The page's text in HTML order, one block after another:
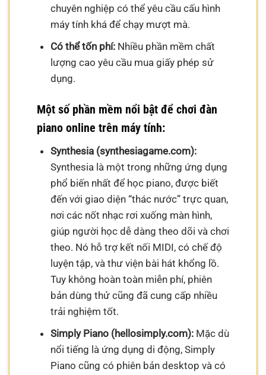
chuyên nghiệp có thể yêu cầu cấu hình
máy tính khá để chạy mượt mà.
Có thể tốn phí:Nhiều phần mềm chất
lượng cao yêu cầu mua giấy phép sử
dụng.
Một số phần mềm nổi bật để chơi đàn
piano online trên máy tính:
Synthesia (synthesiagame.com):
Synthesia là một trong những ứng dụng
phổ biến nhất để học piano, được biết
đến với giao diện “thác nước” trực quan,
nơi các nốt nhạc rơi xuống màn hình,
giúp người học dễ dàng theo dõi và chơi
theo. Nó hỗ trợ kết nối MIDI, có chế độ
luyện tập, và thư viện bài hát khổng lồ.
Tuy không hoàn toàn miễn phí, phiên
bản dùng thử cũng đã cung cấp nhiều
trải nghiệm tốt.
Simply Piano (hellosimply.com):Mặc dù
nổi tiếng là ứng dụng di động, Simply
Piano cũng có phiên bản desktop và có